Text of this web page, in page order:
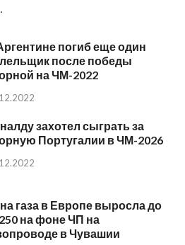
погиб еще один
после победы
на ЧМ-2022
захотел сыграть за
Португалии в ЧМ-2026
газа в Европе выросла до
на фоне ЧП на
в Чувашии